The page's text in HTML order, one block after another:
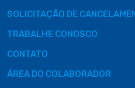
SOLICITAÇÃO DE
TRABALHE CONOSCO
CONTATO
ÁREA DO COLABORADOR